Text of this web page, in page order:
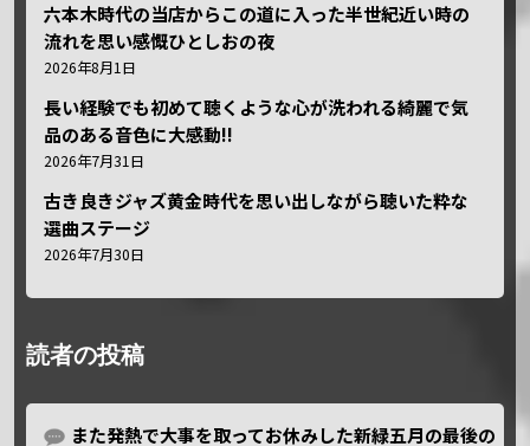
六本木時代の当店からこの道に入った半世紀近い時の
流れを思い感慨ひとしおの夜
2026年8月1日
長い経験でも初めて聴くような心が洗われる綺麗で気
品のある音色に大感動!!
2026年7月31日
古き良きジャズ黄金時代を思い出しながら聴いた粋な
選曲ステージ
2026年7月30日
読者の投稿
また発熱で大事を取ってお休みした新緑五月の最後の